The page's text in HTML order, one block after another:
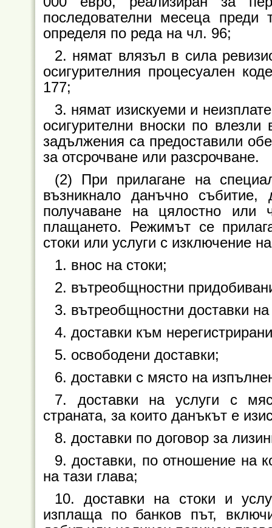
последователни месеца преди
определя по реда на чл. 96;
2. нямат влязъл в сила
осигурителния процесуален
177;
3. нямат изискуеми и
осигурителни вноски по
задължения са предоставили
за отсрочване или разсрочване.
(2) При прилагане на
възникнало данъчно
получаване на цялостно или
плащането. Режимът се
стоки или услуги с изключение
1. внос на стоки;
2. вътреобщностни
3. вътреобщностни доставки на
4. доставки към
5. освободени доставки;
6. доставки с място на
7. доставки на услуги с
страната, за които данъкът е
8. доставки по договор за
9. доставки, по отношение на
на тази глава;
10. доставки на стоки и
изплаща по банков път,